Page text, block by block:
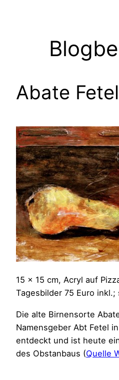
Abate Fetel
15 x 15 cm, Acryl auf
Tagesbilder 75 Euro inkl.;
Die alte Birnensorte
Namensgeber Abt Fetel
entdeckt und ist heute
des Obstanbaus (Quelle